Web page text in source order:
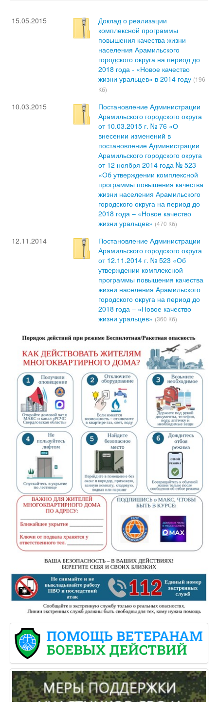
15.05.2015
Доклад о реализации
комплексной программы
повышения качества жизни
населения Арамильского
городского округа на период до
2018 года - «Новое качество
жизни уральцев» в 2014 году (196
Кб)
10.03.2015
Постановление Администрации
Арамильского городского округа
от 10.03.2015 г. № 76 «О
внесении изменений в
постановление Администрации
Арамильского городского округа
от 12 ноября 2014 года № 523
«Об утверждении комплексной
программы повышения качества
жизни населения Арамильского
городского округа на период до
2018 года – «Новое качество
жизни уральцев» (470 Кб)
12.11.2014
Постановление Администрации
Арамильского городского округа
от 12.11.2014 г. № 523 «Об
утверждении комплексной
программы повышения качества
жизни населения Арамильского
городского округа на период до
2018 года – «Новое качество
жизни уральцев» (360 Кб)